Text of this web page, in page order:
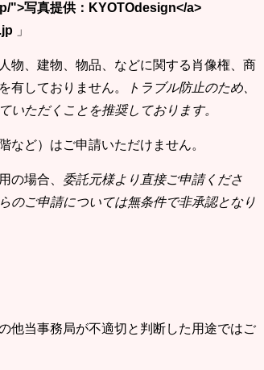
写真提供：KYOTOdesign</a>
」
物、建物、物品、などに関する肖像権、商
有しておりません。
トラブル防止のため、
いただくことを推奨しております。
ど）はご申請いただけません。
の場合、 委託元様より直接ご申請くださ
のご申請については無条件で非承認となり
他当事務局が不適切と判断した用途ではご